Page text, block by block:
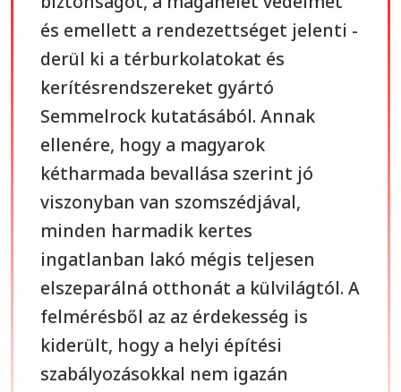
és emellett a rendezettséget jelenti -
derül ki a térburkolatokat és
kerítésrendszereket gyártó
Semmelrock kutatásából. Annak
ellenére, hogy a magyarok
kétharmada bevallása szerint jó
viszonyban van szomszédjával,
minden harmadik kertes
ingatlanban lakó mégis teljesen
elszeparálná otthonát a külvilágtól. A
felmérésből az az érdekesség is
kiderült, hogy a helyi építési
szabályozásokkal nem igazán